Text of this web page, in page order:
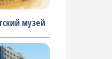
музей